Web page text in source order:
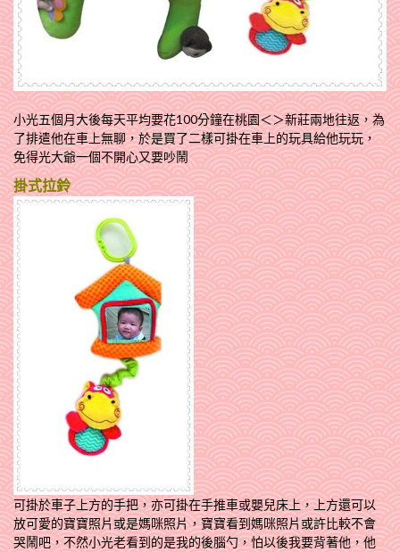
小光五個月大後每天平均要花100分鐘在桃園＜＞新莊兩地往返，為
了排遣他在車上無聊，於是買了二樣可掛在車上的玩具給他玩玩，
免得光大爺一個不開心又要吵鬧
掛式拉鈴
可掛於車子上方的手把，亦可掛在手推車或嬰兒床上，上方還可以
放可愛的寶寶照片或是媽咪照片，寶寶看到媽咪照片或許比較不會
哭鬧吧，不然小光老看到的是我的後腦勺，怕以後我要背著他，他